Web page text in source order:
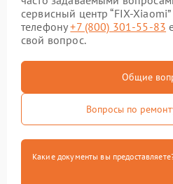
сервисный центр “FIX-
телефону+7 (800) 301-55-83
свой вопрос.
Общие
Вопросы по
Какие документы вы